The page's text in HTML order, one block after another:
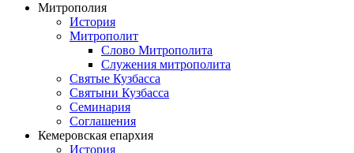
Митрополия
История
Митрополит
Слово Митрополита
Служения митрополита
Святые Кузбасса
Святыни Кузбасса
Семинария
Соглашения
Кемеровская епархия
История